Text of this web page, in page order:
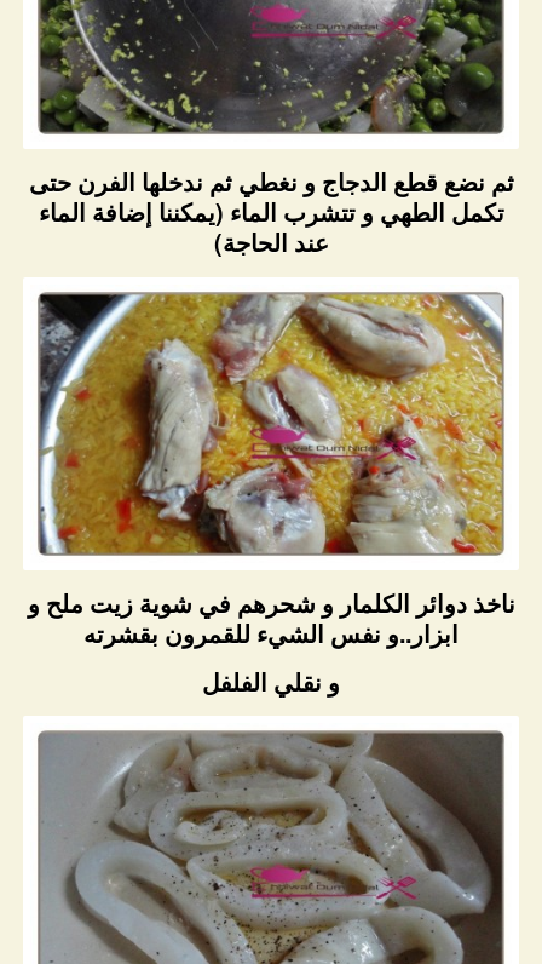
ثم نضع قطع الدجاج و نغطي ثم ندخلها الفرن حتى
تكمل الطهي و تتشرب الماء (يمكننا إضافة الماء
عند الحاجة)
ناخذ دوائر الكلمار و شحرهم في شوية زيت ملح و
ابزار..و نفس الشيء للقمرون بقشرته
و نقلي الفلفل